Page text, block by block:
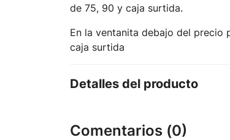
de 75, 90 y caja surtida.
En la ventanita debajo del precio
caja surtida
Detalles del producto
Comentarios (0)